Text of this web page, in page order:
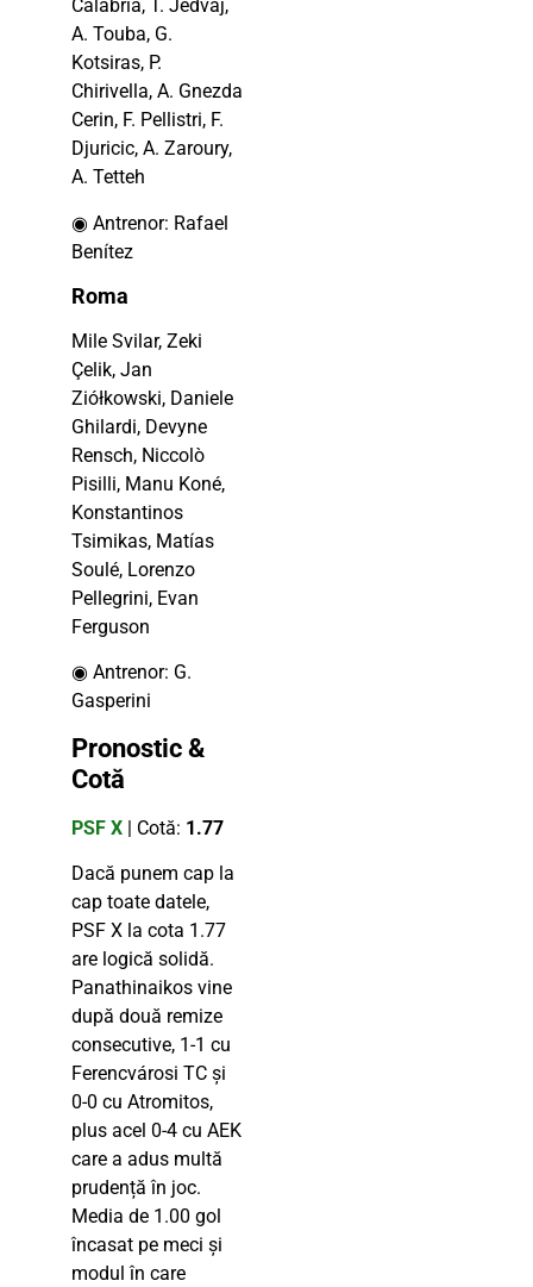
Calabria, T. Jedvaj,
A. Touba, G.
Kotsiras, P.
Chirivella, A. Gnezda
Cerin, F. Pellistri, F.
Djuricic, A. Zaroury,
A. Tetteh
◉ Antrenor: Rafael
Benítez
Roma
Mile Svilar, Zeki
Çelik, Jan
Ziółkowski, Daniele
Ghilardi, Devyne
Rensch, Niccolò
Pisilli, Manu Koné,
Konstantinos
Tsimikas, Matías
Soulé, Lorenzo
Pellegrini, Evan
Ferguson
◉ Antrenor: G.
Gasperini
Pronostic &
Cotă
PSF X | Cotă: 1.77
Dacă punem cap la
cap toate datele,
PSF X la cota 1.77
are logică solidă.
Panathinaikos vine
după două remize
consecutive, 1-1 cu
Ferencvárosi TC și
0-0 cu Atromitos,
plus acel 0-4 cu AEK
care a adus multă
prudență în joc.
Media de 1.00 gol
încasat pe meci și
modul în care